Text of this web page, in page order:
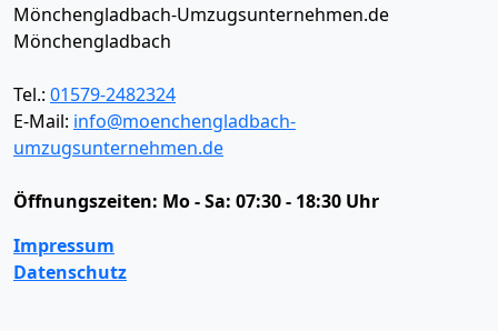
Mönchengladbach-Umzugsunternehmen.de
Mönchengladbach
Tel.: 01579-2482324
E-Mail: info@moenchengladbach-
umzugsunternehmen.de
Öffnungszeiten: Mo - Sa: 07:30 - 18:30 Uhr
Impressum
Datenschutz